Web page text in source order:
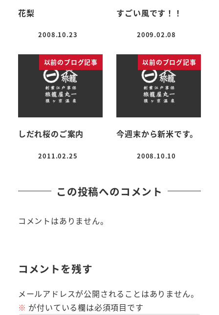
花梨
投稿日
2008.10.23
すごい風です！！
投稿日
2009.02.08
以前のブログ記事
しだれ桜のご案内
投稿日
2011.02.25
以前のブログ記事
今週末から新米です。
投稿日
2008.10.10
この投稿へのコメント
コメントはありません。
コメントを残す
メールアドレスが公開されることはありません。
※ が付いている欄は必須項目です